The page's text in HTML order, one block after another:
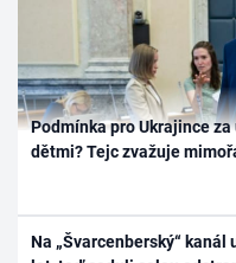
Podmínka pro Ukrajince
dětmi? Tejc zvažuje
Na „Švarcenberský“